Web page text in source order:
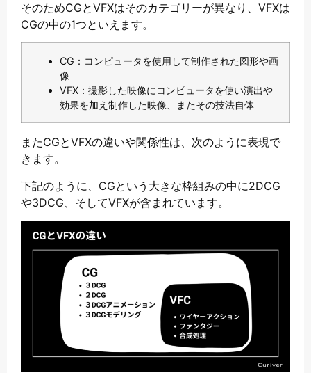
そのためCGとVFXはそのカテゴリーが異なり、VFXは
CGの中の1つといえます。
CG：コンピュータを使用して制作された図形や画
像
VFX：撮影した映像にコンピュータを使い演出や
効果を加え制作した映像、またその技法自体
またCGとVFXの違いや関係性は、次のように表現で
きます。
下記のように、CGという大きな枠組みの中に2DCG
や3DCG、そしてVFXが含まれています。